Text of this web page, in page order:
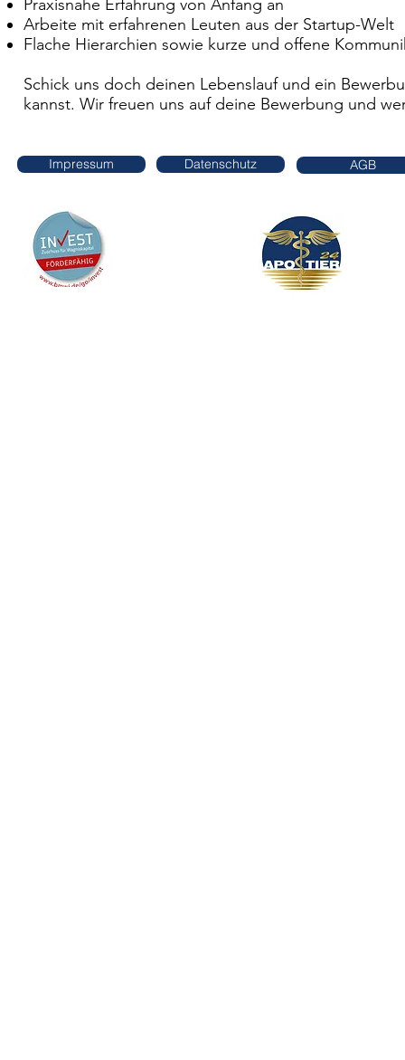
Praxisnahe Erfahrung von Anfang an
Arbeite mit erfahrenen Leuten aus der Startup-Welt
Flache Hierarchien sowie kurze und offene
Schick uns doch deinen Lebenslauf und ein
kannst. Wir freuen uns auf deine Bewerbung und
Impressum Datenschutz AGB